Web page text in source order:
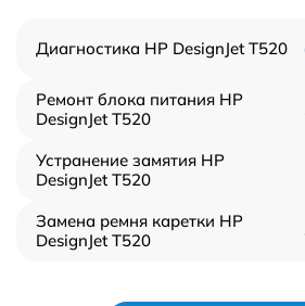
Диагностика HP DesignJet T520
Ремонт блока питания HP
DesignJet T520
Устранение замятия HP
DesignJet T520
Замена ремня каретки HP
DesignJet T520